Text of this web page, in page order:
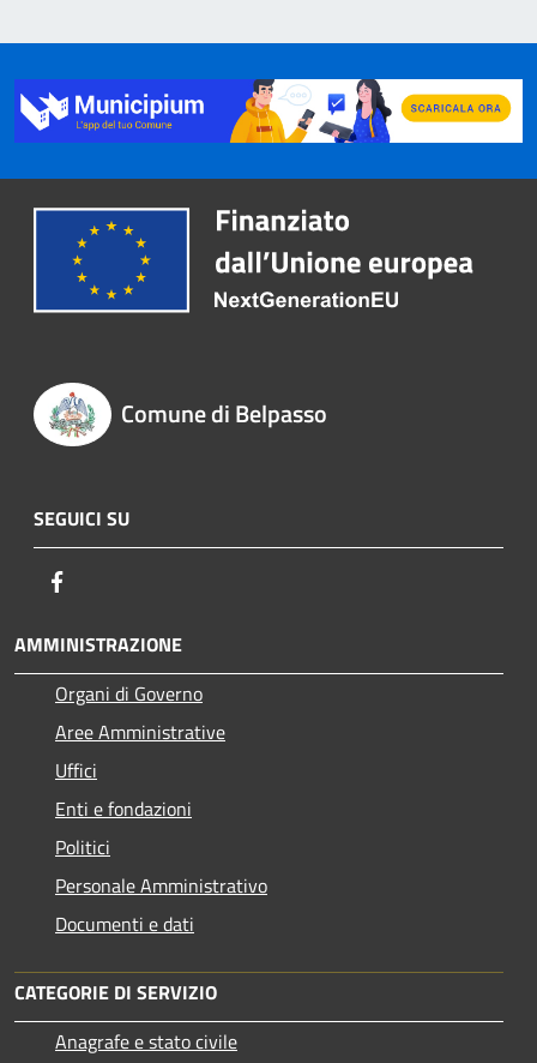
Comune di Belpasso
SEGUICI SU
AMMINISTRAZIONE
Organi di Governo
Aree Amministrative
Uffici
Enti e fondazioni
Politici
Personale Amministrativo
Documenti e dati
CATEGORIE DI SERVIZIO
Anagrafe e stato civile